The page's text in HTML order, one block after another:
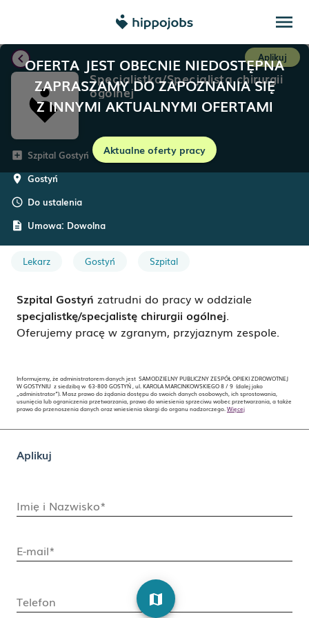
menu
OFERTA JEST OBECNIE NIEDOSTĘPNA
ZAPRASZAMY DO ZAPOZNANIA SIĘ
Z INNYMI AKTUALNYMI OFERTAMI
Aktualne oferty pracy
chevron_left Aplikuj
Specjalistka/Specjalista chirurgii
ogólnej
add_box Szpital Gostyń
room Gostyń
schedule Do ustalenia
description Umowa: Dowolna
Lekarz Gostyń Szpital
Szpital Gostyń zatrudni do pracy w oddziale
specjalistkę/specjalistę chirurgii ogólnej.
Oferujemy pracę w zgranym, przyjaznym zespole.
Informujemy, że administratorem danych jest SAMODZIELNY PUBLICZNY ZESPÓŁ OPIEKI ZDROWOTNEJ
W GOSTYNIU z siedzibą w 63-800 GOSTYŃ , ul. KAROLA MARCINKOWSKIEGO 8 / 9 (dalej jako
„administrator”). Masz prawo do żądania dostępu do swoich danych osobowych, ich sprostowania,
usunięcia lub ograniczenia przetwarzania, prawo do wniesienia sprzeciwu wobec przetwarzania, a także
prawo do przenoszenia danych oraz wniesienia skargi do organu nadzorczego. Więcej
Aplikuj
Imię i Nazwisko*
E-mail*
Telefon map